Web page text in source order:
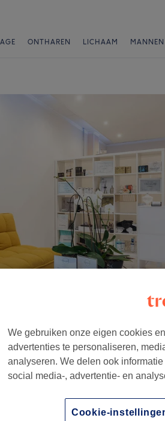
ONTHAREN LICHAAM MANNEN
geen boekingen
buurt te ontdekken. Je
We gebruiken onze eigen cookies
advertenties te personaliseren,
analyseren. We delen ook
social media-, advertentie- en
Cookie-